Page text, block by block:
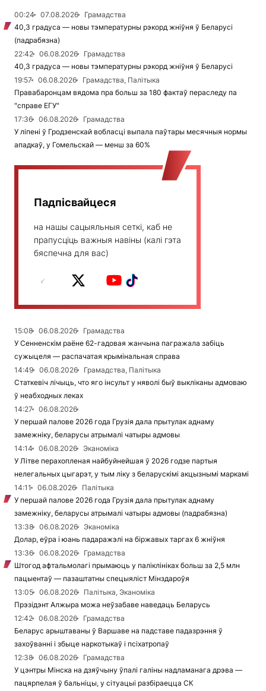
00:24 07.08.2026
Грамадства
40,3 градуса — новы тэмпературны рэкорд жніўня ў Беларусі
(падрабязна)
22:42
06.08.2026
Грамадства
40,3 градуса — новы тэмпературны рэкорд жніўня ў Беларусі
19:57
06.08.2026
Грамадства, Палітыка
Правабаронцам вядома пра больш за 180 фактаў пераследу па
"справе ЕГУ"
17:36
06.08.2026
Грамадства
У ліпені ў Гродзенскай вобласці выпала паўтары месячныя нормы
ападкаў, у Гомельскай — менш за 60%
Падпісвайцеся
на нашы сацыяльныя сеткі, каб не
прапусціць важныя навіны (калі гэта
бяспечна для вас)
15:08 06.08.2026
Грамадства
У Сенненскім раёне 62-гадовая жанчына пагражала забіць
сужыцеля — распачатая крымінальная справа
14:49
06.08.2026
Грамадства, Палітыка
Статкевіч лічыць, что яго інсульт у няволі быў выкліканы адмоваю
ў неабходных леках
14:27
06.08.2026
У першай палове 2026 года Грузія дала прытулак аднаму
замежніку, беларусы атрымалі чатыры адмовы
14:14
06.08.2026
Эканоміка
У Літве перахопленая найбуйнейшая ў 2026 годзе партыя
нелегальных цыгарэт, у тым ліку з беларускімі акцызнымі маркамі
14:11
06.08.2026
Палітыка
У першай палове 2026 года Грузія дала прытулак аднаму
замежніку, беларусы атрымалі чатыры адмовы (падрабязна)
13:38
06.08.2026
Эканоміка
Долар, еўра і юань падаражэлі на біржавых таргах 6 жніўня
13:36
06.08.2026
Грамадства
Штогод афтальмолагі прымаюць у паліклініках больш за 2,5 млн
пацыентаў — пазаштатны спецыяліст Мінздароўя
13:05
06.08.2026
Палітыка, Эканоміка
Прэзідэнт Алжыра можа неўзабаве наведаць Беларусь
12:42
06.08.2026
Грамадства
Беларус арыштаваны ў Варшаве на падставе падазрэння ў
захоўванні і збыце наркотыкаў і псіхатропаў
12:38
06.08.2026
Грамадства
У цэнтры Мінска на дзяўчыну ўпалі галіны надламанага дрэва —
пацярпелая ў бальніцы, у сітуацыі разбіраецца СК